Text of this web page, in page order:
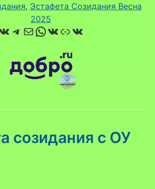
, Эстафета Созидания Весна
2025
Telegram
Почта
WhatsApp
ВКонтакте
Ссылка
ВКонтакте
созидания с ОУ